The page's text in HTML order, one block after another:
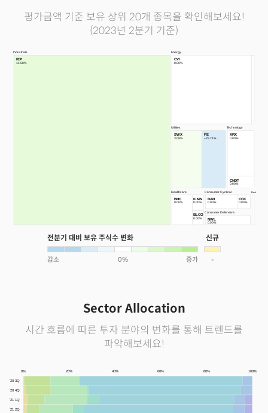
평가금액 기준 보유 상위 20개 종목을 확인해보세요!
(2023년 2분기 기준)
IEP CVI
SWX FE XRX
CNDT
BHC ILMN
BLCO
DAN CCK
NWL
11.50% 0.00%
3.08% −25.71% 0.00%
0.00%
0.00% 0.00%
0.00%
0.00% 0.00%
0.00%
Industrials Energy
Utilities Technology
Healthcare Consumer Cyclical
Consumer Defensive
Basic Materials
전분기 대비 보유 주식수 변화 신규
Sector Allocation
시간 흐름에 따른 투자 분야의 변화를 통해 트렌드를
파악해보세요!
0% 20% 40% 60% 80% 100%
`20 3Q
`20 4Q
`21 1Q
`21 2Q